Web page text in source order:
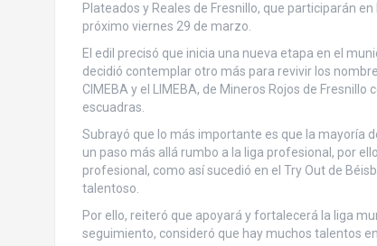
Plateados y Reales de Fresnillo, que participarán
próximo viernes 29 de marzo.
El edil precisó que inicia una nueva etapa en el
decidió contemplar otro más para revivir los
CIMEBA y el LIMEBA, de Mineros Rojos de
escuadras.
Subrayó que lo más importante es que la mayoría
un paso más allá rumbo a la liga profesional, por
profesional, como así sucedió en el Try Out de
talentoso.
Por ello, reiteró que apoyará y fortalecerá la liga
seguimiento, consideró que hay muchos talentos